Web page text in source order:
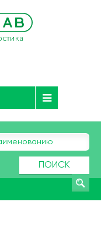
ПОИСК